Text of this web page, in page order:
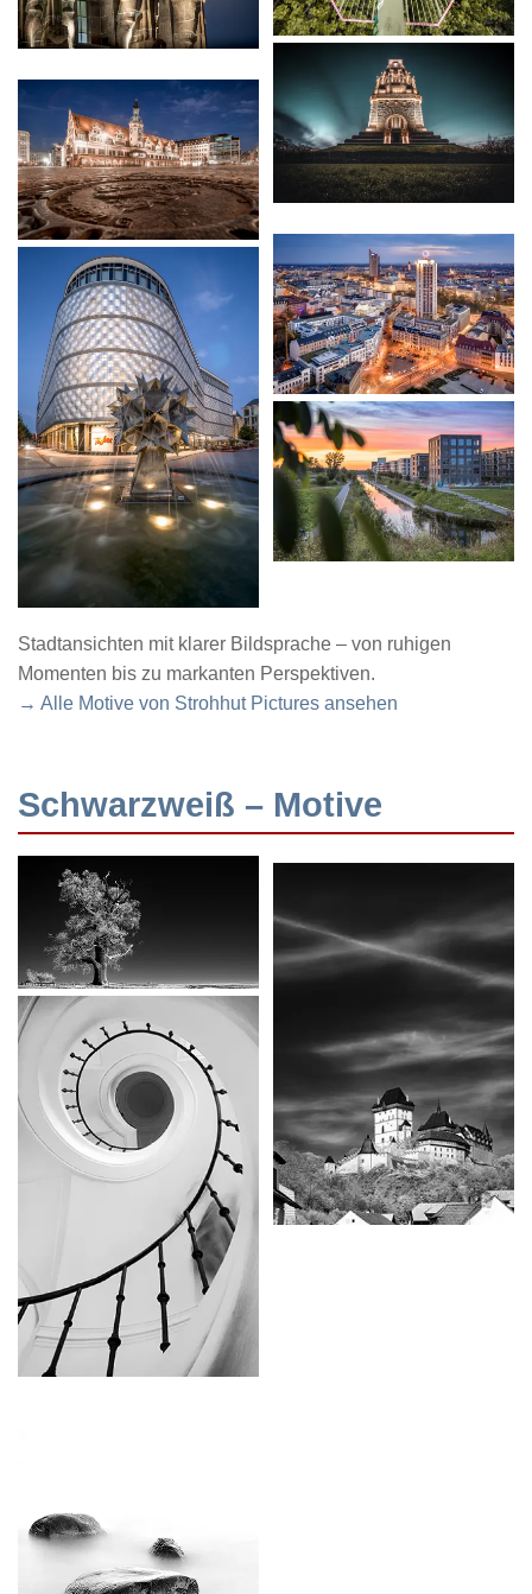
Stadtansichten mit klarer Bildsprache – von ruhigen
Momenten bis zu markanten Perspektiven.
→ Alle Motive von Strohhut Pictures ansehen
Schwarzweiß – Motive